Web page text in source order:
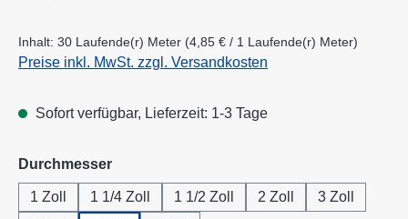
Inhalt: 30 Laufende(r) Meter (4,85 € / 1 Laufende(r) Meter)
Preise inkl. MwSt. zzgl. Versandkosten
Sofort verfügbar, Lieferzeit: 1-3 Tage
Durchmesserauswählen
1 Zoll 1 1/4 Zoll 1 1/2 Zoll 2 Zoll
3 Zoll